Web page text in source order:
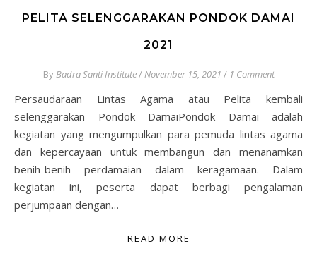
PELITA SELENGGARAKAN PONDOK DAMAI
2021
ByBadra Santi Institute/November 15, 2021 / 1 Comment
Persaudaraan Lintas Agama atau Pelita kembali
selenggarakan Pondok DamaiPondok Damai adalah
kegiatan yang mengumpulkan para pemuda lintas agama
dan kepercayaan untuk membangun dan menanamkan
benih-benih perdamaian dalam keragamaan. Dalam
kegiatan ini, peserta dapat berbagi pengalaman
perjumpaan dengan…
READ MORE